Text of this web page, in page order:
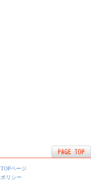
TOPページ
リシー